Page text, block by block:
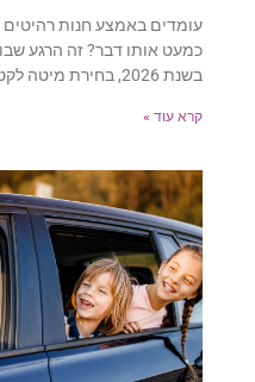
עומדים באמצע חנות
כמעט אותו דבר? זה הרגע
בשנת 2026, בחירת מיטה לקטנטנים
קרא עוד »